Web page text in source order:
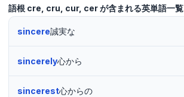
語根 cre, cru, cur, cer が含まれる英単語一覧
sincere誠実な
sincerely心から
sincerest心からの